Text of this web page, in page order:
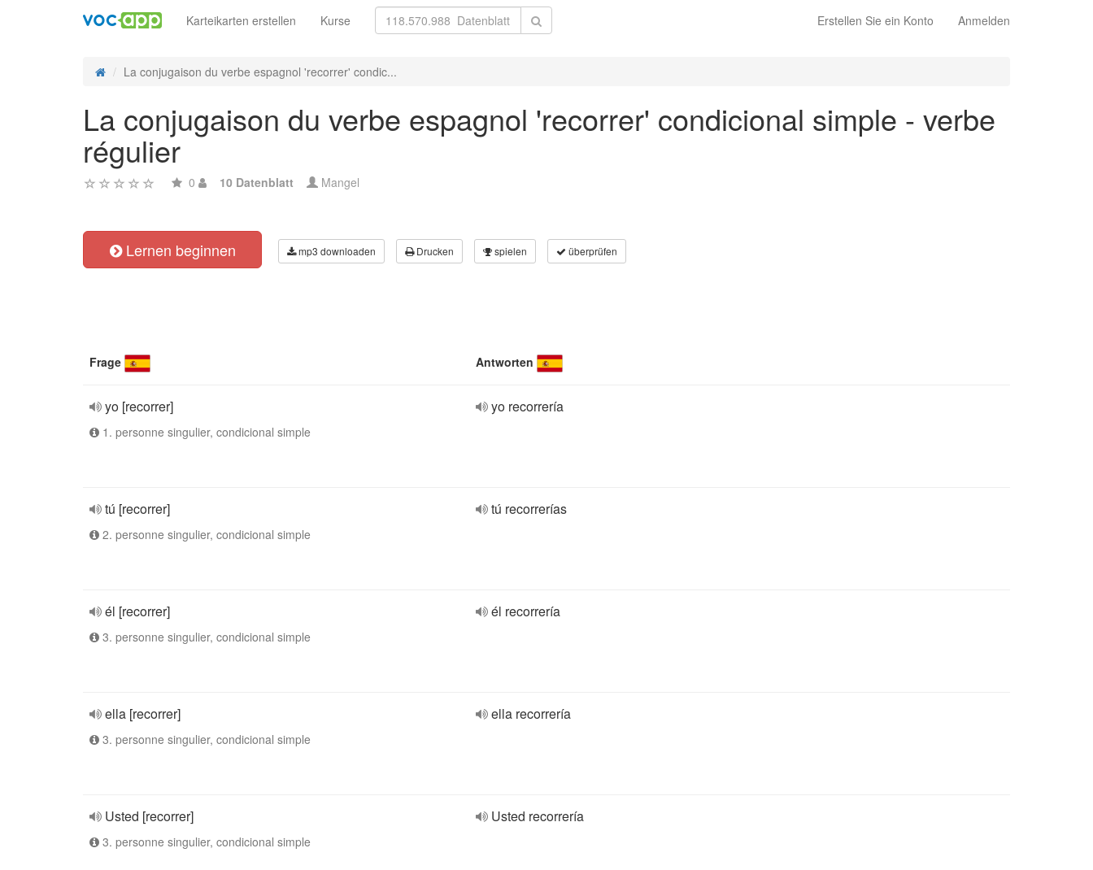
Erstellen Sie ein Konto Anmelden
Karteikarten erstellen Kurse
La conjugaison du verbe espagnol 'recorrer' condic...
La conjugaison du verbe espagnol 'recorrer' condicional simple - verbe
régulier
0 10 Datenblatt Mangel
Lernen beginnen mp3 downloaden Drucken spielen überprüfen
Frage Antworten
yo [recorrer]
1. personne singulier, condicional simple
yo recorrería
tú [recorrer]
2. personne singulier, condicional simple
tú recorrerías
él [recorrer]
3. personne singulier, condicional simple
él recorrería
ella [recorrer]
3. personne singulier, condicional simple
ella recorrería
Usted [recorrer]
3. personne singulier, condicional simple
Usted recorrería